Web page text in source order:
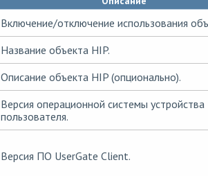
Включение/отключение использования
Название объекта HIP.
Описание объекта HIP (опционально).
Версия операционной системы устройства
пользователя.
Версия ПО UserGate Client.